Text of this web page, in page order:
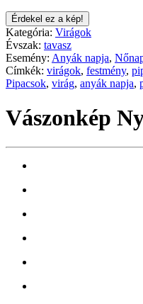
Érdekel ez a kép!
Kategória: Virágok
Évszak: tavasz
Esemény: Anyák napja,
Címkék: virágok, festmény,
Pipacsok, virág, anyák napja,
Vászonkép